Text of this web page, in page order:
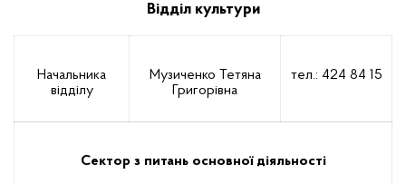
Відділ культури
Начальника
відділу
Музиченко Тетяна
Григорівна
тел.: 424 84 15
Сектор з питань основної діяльності